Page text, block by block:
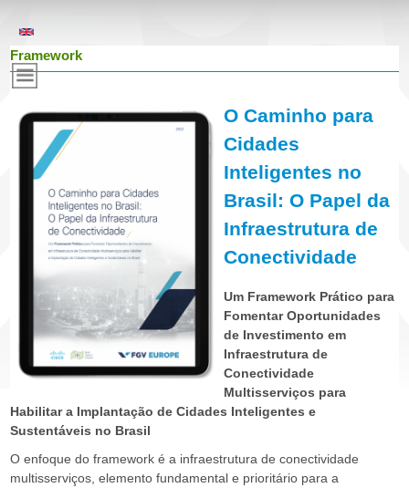
Pular
para
principal
E
v
s
F
G
Framework
O Caminho para
Cidades
Inteligentes no
Brasil: O Papel da
Infraestrutura de
Conectividade
Um Framework Prático para
Fomentar Oportunidades
de Investimento em
Infraestrutura de
Conectividade
Multisserviços para
Habilitar a Implantação de Cidades Inteligentes e
Sustentáveis no Brasil
O enfoque do framework é a infraestrutura de conectividade
multisserviços, elemento fundamental e prioritário para a